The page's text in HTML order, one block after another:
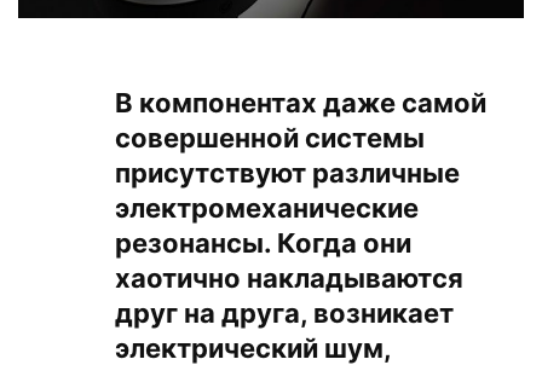
В компонентах даже самой
совершенной системы
присутствуют различные
электромеханические
резонансы. Когда они
хаотично накладываются
друг на друга, возникает
электрический шум,